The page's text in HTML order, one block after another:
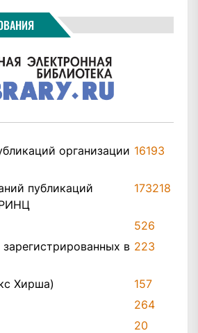
организации 16193
публикаций
173218
526
в 223
Хирша)
157
264
20